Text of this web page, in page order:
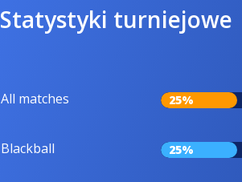
Statystyki turniejowe
All matches 25%
Blackball 25%